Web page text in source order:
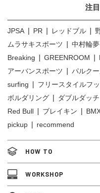
注
JPSA PR レッドブル
ムラサキスポーツ
中村輪夢
Breaking
GREENROOM
アーバンスポーツ
パルク
surfing
フリースタイルフ
ボルダリング
ダブルダッチ
Red Bull
ブレイキン
pickup
recommend
HOW TO
WORKSHOP